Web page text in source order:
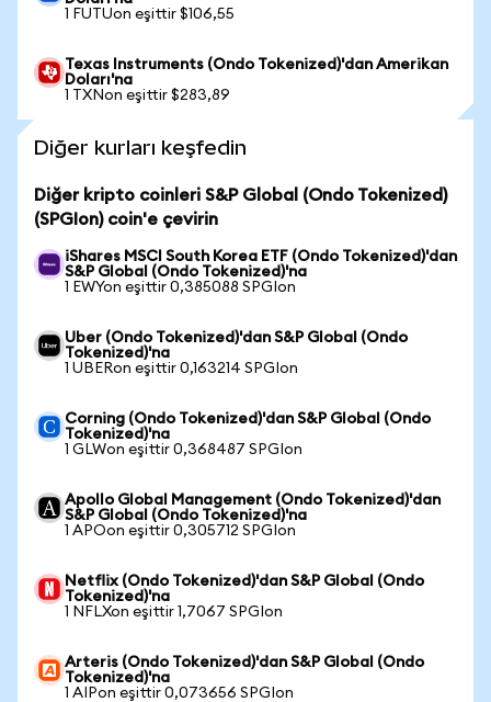
1 FUTUon eşittir $106,55
Texas Instruments (Ondo Tokenized)'dan Amerikan
Doları'na
1 TXNon eşittir $283,89
Diğer kurları keşfedin
Diğer kripto coinleri S&P Global (Ondo Tokenized)
(SPGIon) coin'e çevirin
iShares MSCI South Korea ETF (Ondo Tokenized)'dan
S&P Global (Ondo Tokenized)'na
1 EWYon eşittir 0,385088 SPGIon
Uber (Ondo Tokenized)'dan S&P Global (Ondo
Tokenized)'na
1 UBERon eşittir 0,163214 SPGIon
Corning (Ondo Tokenized)'dan S&P Global (Ondo
Tokenized)'na
1 GLWon eşittir 0,368487 SPGIon
Apollo Global Management (Ondo Tokenized)'dan
S&P Global (Ondo Tokenized)'na
1 APOon eşittir 0,305712 SPGIon
Netflix (Ondo Tokenized)'dan S&P Global (Ondo
Tokenized)'na
1 NFLXon eşittir 1,7067 SPGIon
Arteris (Ondo Tokenized)'dan S&P Global (Ondo
Tokenized)'na
1 AIPon eşittir 0,073656 SPGIon